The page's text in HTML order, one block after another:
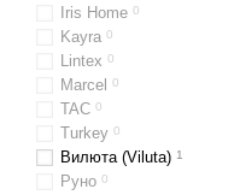
Iris Home 0
Kayra 0
Lintex 0
Marcel 0
TAC 0
Turkey 0
Вилюта (Viluta) 1
Руно 0